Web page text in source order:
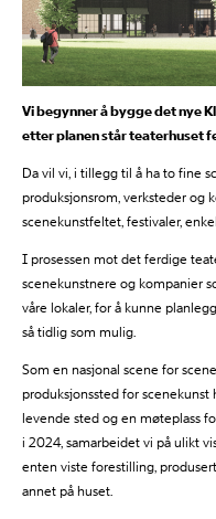
Vi begynner å bygge det nye
etter planen står teaterhuset
Da vil vi, i tillegg til å ha to fine
produksjonsrom, verksteder og
scenekunstfeltet, festivaler,
I prosessen mot det ferdige
scenekunstnere og kompanier
våre lokaler, for å kunne
så tidlig som mulig.
Som en nasjonal scene for
produksjonssted for
levende sted og en møteplass
i 2024, samarbeidet vi på ulikt
enten viste forestilling,
annet på huset.